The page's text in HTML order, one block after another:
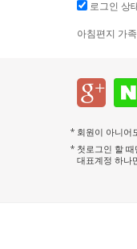
로그인 상
아침편지 가족
회원이 아니어
첫로그인 할
대표계정 하나